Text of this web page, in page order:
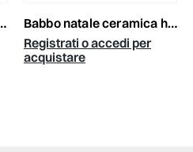
babbo natale ceramica h.14,5/16,5 cm 2ass rosso
Registrati o accedi per
acquistare